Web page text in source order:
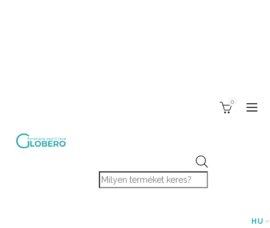
Products search
0
HU